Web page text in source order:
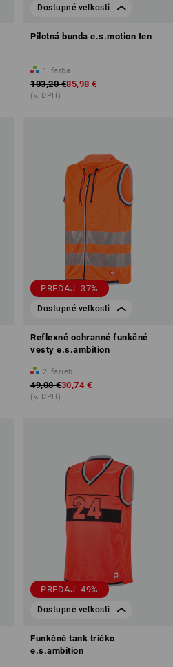
Dostupné veľkosti
Pilotná bunda e.s.motion ten
1 farba
103,20 €85,98 €
(v. DPH)
PREDAJ -37%
Dostupné veľkosti
Reflexné ochranné funkčné
vesty e.s.ambition
2 farieb
49,08 €30,74 €
(v. DPH)
PREDAJ -49%
Dostupné veľkosti
Funkčné tank tričko
e.s.ambition